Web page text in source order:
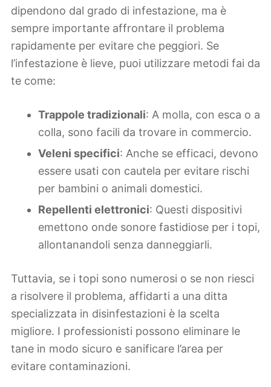
dipendono dal grado di infestazione, ma è
sempre importante affrontare il problema
rapidamente per evitare che peggiori. Se
l’infestazione è lieve, puoi utilizzare metodi fai da
te come:
Trappole tradizionali: A molla, con esca o a
colla, sono facili da trovare in commercio.
Veleni specifici: Anche se efficaci, devono
essere usati con cautela per evitare rischi
per bambini o animali domestici.
Repellenti elettronici: Questi dispositivi
emettono onde sonore fastidiose per i topi,
allontanandoli senza danneggiarli.
Tuttavia, se i topi sono numerosi o se non riesci
a risolvere il problema, affidarti a una ditta
specializzata in disinfestazioni è la scelta
migliore. I professionisti possono eliminare le
tane in modo sicuro e sanificare l’area per
evitare contaminazioni.